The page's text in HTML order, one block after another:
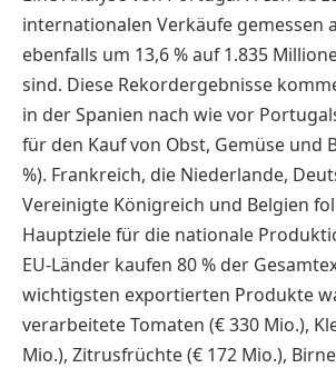
internationalen Verkäufe gemessen
ebenfalls um 13,6 % auf 1.835
sind. Diese Rekordergebnisse
in der Spanien nach wie vor
für den Kauf von Obst, Gemüse und
%). Frankreich, die Niederlande,
Vereinigte Königreich und Belgien
Hauptziele für die nationale
EU-Länder kaufen 80 % der
wichtigsten exportierten Produkte
verarbeitete Tomaten (€ 330 Mio.),
Mio.), Zitrusfrüchte (€ 172 Mio.),